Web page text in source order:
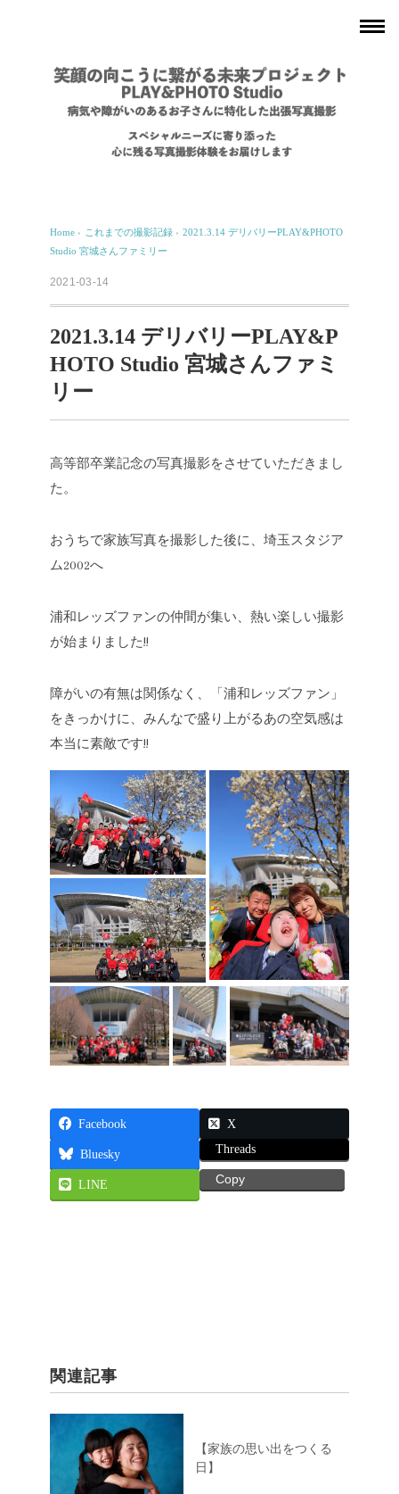
Home › これまでの撮影記録 › 2021.3.14 デリバリーPLAY&PHOTO
Studio 宮城さんファミリー
2021-03-14
2021.3.14 デリバリーPLAY&P
HOTO Studio 宮城さんファミ
リー
高等部卒業記念の写真撮影をさせていただきまし
た。
おうちで家族写真を撮影した後に、埼玉スタジア
ム2002へ
浦和レッズファンの仲間が集い、熱い楽しい撮影
が始まりました!!
障がいの有無は関係なく、「浦和レッズファン」
をきっかけに、みんなで盛り上がるあの空気感は
本当に素敵です!!
Facebook X
Bluesky Threads
LINE Copy
関連記事
【家族の思い出をつくる
日】